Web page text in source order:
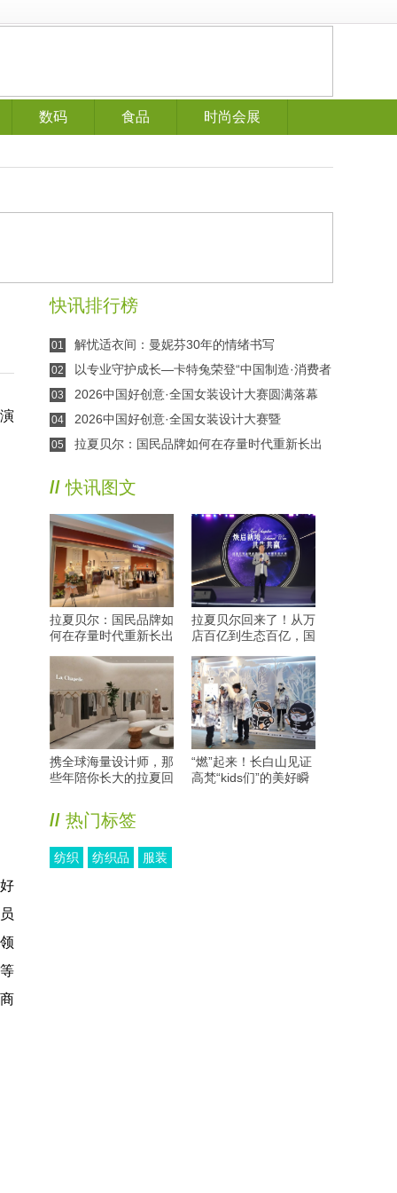
数码 食品 时尚会展
快讯排行榜
01 解忧适衣间：曼妮芬30年的情绪书写
02
以专业守护成长—卡特兔荣登“中国制造·消费者
信赖品牌”榜单
03 2026中国好创意·全国女装设计大赛圆满落幕
04
2026中国好创意·全国女装设计大赛暨
CFDT（于都）女装设计交易会在于都盛大开幕
05
拉夏贝尔：国民品牌如何在存量时代重新长出
// 快讯图文
拉夏贝尔：国民品牌如
何在存量时代重新长出
拉夏贝尔回来了！从万
店百亿到生态百亿，国
携全球海量设计师，那
些年陪你长大的拉夏回
“燃”起来！长白山见证
高梵“kids们”的美好瞬
// 热门标签
纺织 纺织品 服装